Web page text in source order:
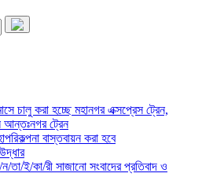
চালু করা হচ্ছে মহানগর এক্সপ্রেস ট্রেন,
ট্রেন
বাস্তবায়ন করা হবে
তা/ই/কা/রী সাজানো সংবাদের প্রতিবাদ ও